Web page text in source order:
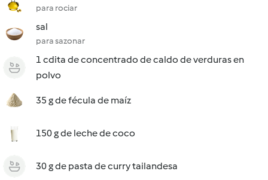
para rociar
sal
para sazonar
1 cdita de concentrado de caldo de verduras en
polvo
35 g de fécula de maíz
150 g de leche de coco
30 g de pasta de curry tailandesa